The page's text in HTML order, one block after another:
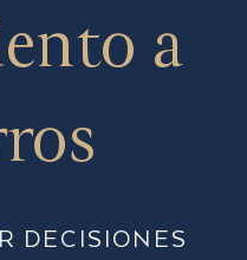
a
DECISIONES